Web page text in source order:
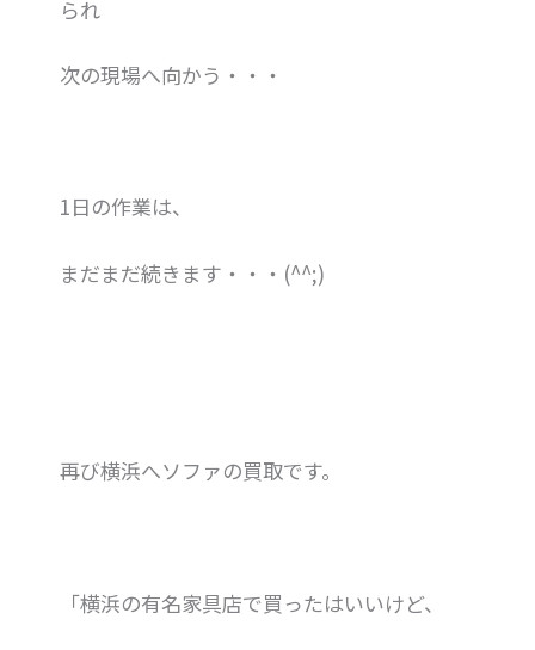
られ
次の現場へ向かう・・・
1日の作業は、
まだまだ続きます・・・(^^;)
再び横浜へソファの買取です。
「横浜の有名家具店で買ったはいいけど、